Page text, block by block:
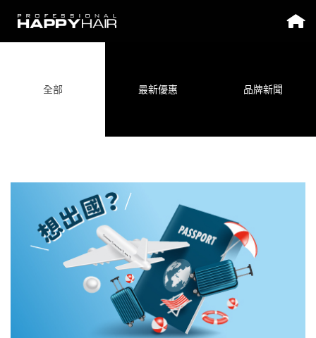
全部 最新優惠 品牌新聞